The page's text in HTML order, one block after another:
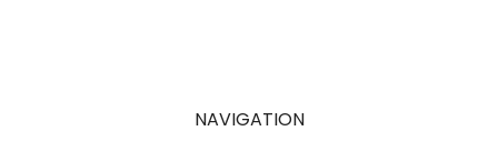
NAVIGATION